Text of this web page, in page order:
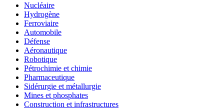
Nucléaire
Hydrogène
Ferroviaire
Automobile
Défense
Aéronautique
Robotique
Pétrochimie et chimie
Pharmaceutique
Sidérurgie et métallurgie
Mines et phosphates
Construction et infrastructures